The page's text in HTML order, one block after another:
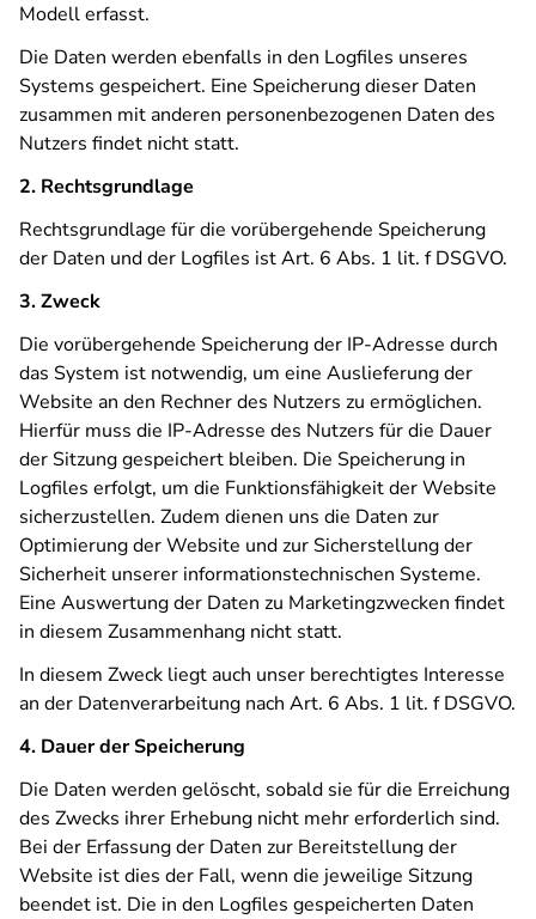
Modell erfasst.
Die Daten werden ebenfalls in den Logfiles unseres
Systems gespeichert. Eine Speicherung dieser Daten
zusammen mit anderen personenbezogenen Daten des
Nutzers findet nicht statt.
2. Rechtsgrundlage
Rechtsgrundlage für die vorübergehende Speicherung
der Daten und der Logfiles ist Art. 6 Abs. 1 lit. f DSGVO.
3. Zweck
Die vorübergehende Speicherung der IP-Adresse durch
das System ist notwendig, um eine Auslieferung der
Website an den Rechner des Nutzers zu ermöglichen.
Hierfür muss die IP-Adresse des Nutzers für die Dauer
der Sitzung gespeichert bleiben. Die Speicherung in
Logfiles erfolgt, um die Funktionsfähigkeit der Website
sicherzustellen. Zudem dienen uns die Daten zur
Optimierung der Website und zur Sicherstellung der
Sicherheit unserer informationstechnischen Systeme.
Eine Auswertung der Daten zu Marketingzwecken findet
in diesem Zusammenhang nicht statt.
In diesem Zweck liegt auch unser berechtigtes Interesse
an der Datenverarbeitung nach Art. 6 Abs. 1 lit. f DSGVO.
4. Dauer der Speicherung
Die Daten werden gelöscht, sobald sie für die Erreichung
des Zwecks ihrer Erhebung nicht mehr erforderlich sind.
Bei der Erfassung der Daten zur Bereitstellung der
Website ist dies der Fall, wenn die jeweilige Sitzung
beendet ist. Die in den Logfiles gespeicherten Daten